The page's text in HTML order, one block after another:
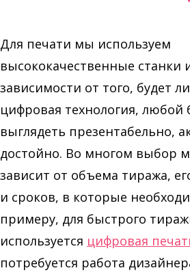
Для печати мы используем
высококачественные станки
зависимости от того, будет
цифровая технология, любой
выглядеть презентабельно,
достойно. Во многом выбор
зависит от объема тиража,
и сроков, в которые
примеру, для быстрого
используется цифровая
потребуется работа